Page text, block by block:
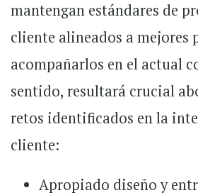
mantengan estándares de
cliente alineados a mejores
acompañarlos en el actual
sentido, resultará crucial
retos identificados en la
cliente:
Apropiado diseño y